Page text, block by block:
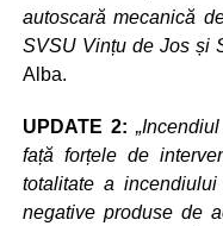
autoscară mecanică
SVSU Vințu de Jos și
Alba.
UPDATE 2:
față forțele de
totalitate a
negative produse de